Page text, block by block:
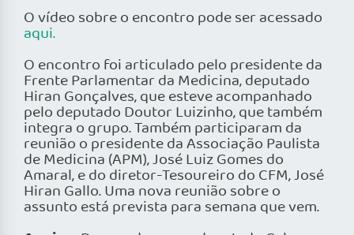
O vídeo sobre o encontro pode ser acessado
aqui.
O encontro foi articulado pelo presidente da
Frente Parlamentar da Medicina, deputado
Hiran Gonçalves, que esteve acompanhado
pelo deputado Doutor Luizinho, que também
integra o grupo. Também participaram da
reunião o presidente da Associação Paulista
de Medicina (APM), José Luiz Gomes do
Amaral, e do diretor-Tesoureiro do CFM, José
Hiran Gallo. Uma nova reunião sobre o
assunto está prevista para semana que vem.